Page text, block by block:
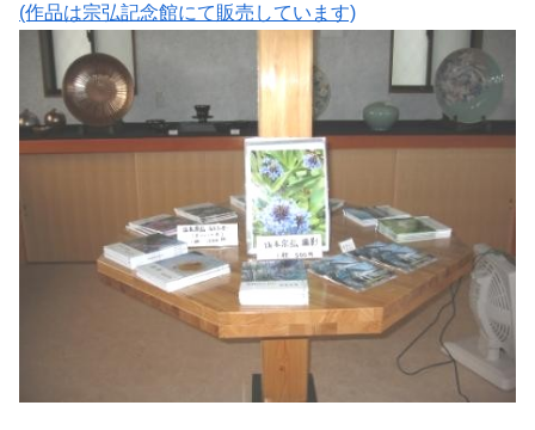
(作品は宗弘記念館にて販売しています)